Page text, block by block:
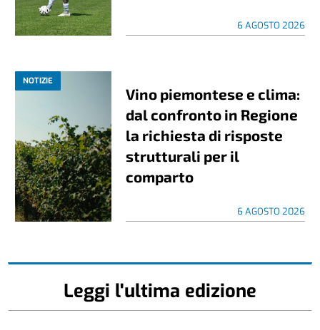
6 AGOSTO 2026
NOTIZIE
Vino piemontese e clima:
dal confronto in Regione
la richiesta di risposte
strutturali per il
comparto
6 AGOSTO 2026
Leggi l'ultima edizione